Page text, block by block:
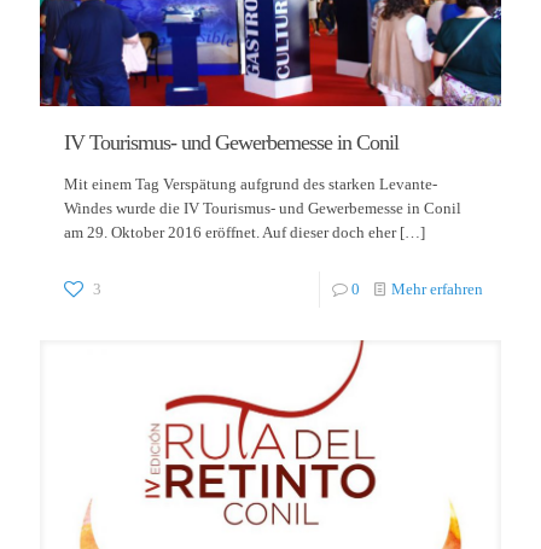
IV Tourismus- und Gewerbemesse in Conil
Mit einem Tag Verspätung aufgrund des starken Levante-
Windes wurde die IV Tourismus- und Gewerbemesse in Conil
am 29. Oktober 2016 eröffnet. Auf dieser doch eher[…]
3 0 Mehr erfahren